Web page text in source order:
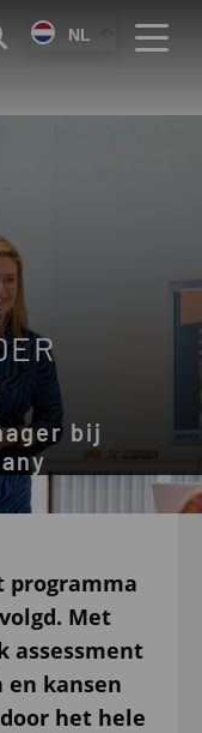
ZoekenNL
bij
programma
Met
assessment
kansen
het hele